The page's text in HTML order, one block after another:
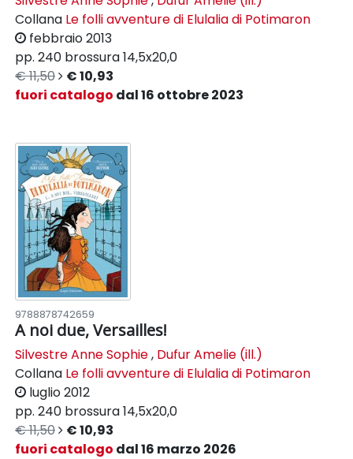
Collana Le folli avventure di Elulalia di Potimaron
febbraio 2013
pp. 240 brossura14,5x20,0
€ 11,50
€ 10,93
fuori catalogo dal 16 ottobre 2023
9788878742659
A noi due, Versailles!
Silvestre Anne Sophie, Dufur Amelie (ill.)
Collana Le folli avventure di Elulalia di Potimaron
luglio 2012
pp. 240 brossura14,5x20,0
€ 11,50
€ 10,93
fuori catalogo dal 16 marzo 2026